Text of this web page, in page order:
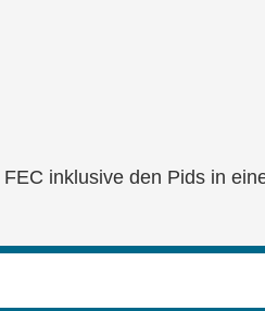
inklusive den Pids in